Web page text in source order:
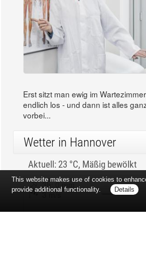
Erst sitzt man ewig im
endlich los - und dann ist alles
vorbei...
Wetter in Hannover
Aktuell: 23 °C, Mäßig bewölkt
3h: 0 mm
3 m/s
This website makes use of cookies to
provide additional functionality.
Details